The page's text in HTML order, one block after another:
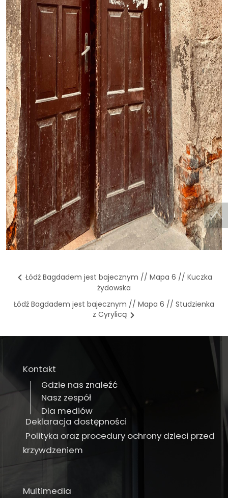
Łódź Bagdadem jest bajecznym // Mapa 6 // Kuczka
żydowska
Łódź Bagdadem jest bajecznym // Mapa 6 // Studzienka
z Cyrylicą
Kontakt
Gdzie nas znaleźć
Nasz zespół
Dla mediów
Deklaracja dostępności
Polityka oraz procedury ochrony dzieci przed
krzywdzeniem
Multimedia